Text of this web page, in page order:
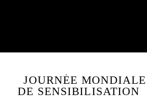
JOURNÉE MONDIALE
DE SENSIBILISATION À